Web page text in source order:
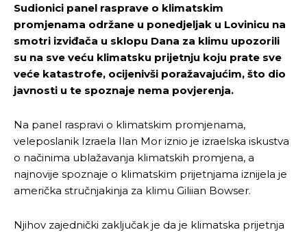
Sudionici panel rasprave o klimatskim
promjenama održane u ponedjeljak u Lovinicu na
smotri izviđača u sklopu Dana za klimu upozorili
su na sve veću klimatsku prijetnju koju prate sve
veće katastrofe, ocijenivši poražavajućim, što dio
javnosti u te spoznaje nema povjerenja.
Na panel raspravi o klimatskim promjenama,
veleposlanik Izraela Ilan Mor iznio je izraelska iskustva
o načinima ublažavanja klimatskih promjena, a
najnovije spoznaje o klimatskim prijetnjama iznijela je
američka stručnjakinja za klimu Giliian Bowser.
Njihov zajednički zaključak je da je klimatska prijetnja